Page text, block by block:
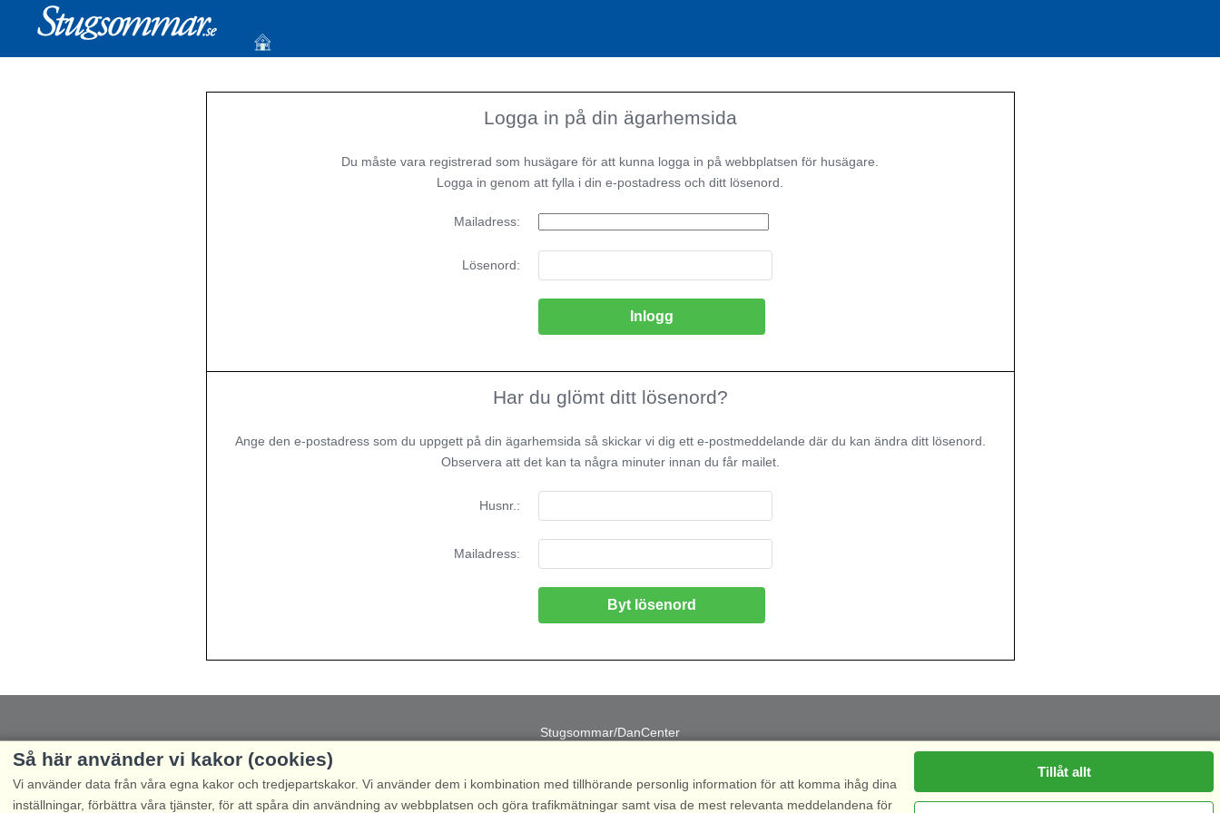
Logga in på din ägarhemsida
Du måste vara registrerad som husägare för att kunna logga in på webbplatsen för husägare.
Logga in genom att fylla i din e-postadress och ditt lösenord.
Mailadress:
Lösenord:
Har du glömt ditt lösenord?
Ange den e-postadress som du uppgett på din ägarhemsida så skickar vi dig ett e-postmeddelande där du kan ändra ditt lösenord.
Observera att det kan ta några minuter innan du får mailet.
Husnr.:
Mailadress:
Stugsommar/DanCenter
Så här använder vi kakor (cookies)
Vi använder data från våra egna kakor och tredjepartskakor. Vi använder dem i kombination med tillhörande personlig information för att komma ihåg dina
inställningar, förbättra våra tjänster, för att spåra din användning av webbplatsen och göra trafikmätningar samt visa de mest relevanta meddelandena för
Tillåt allt